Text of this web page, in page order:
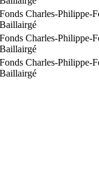
Fonds Charles-Philippe-
Baillairgé
Fonds Charles-Philippe-
Baillairgé
Fonds Charles-Philippe-
Baillairgé